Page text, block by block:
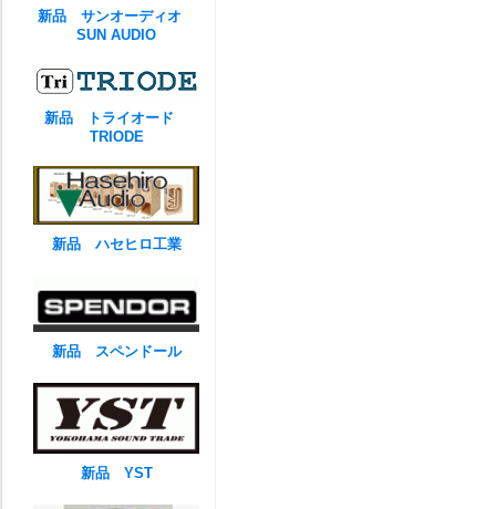
新品 サンオーディオ
SUN AUDIO
新品 トライオード
TRIODE
新品 ハセヒロ工業
新品 スペンドール
新品 YST